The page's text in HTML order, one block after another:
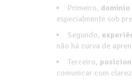
Primeiro, domínio
especialmente sob
Segundo,
não há curva de
Terceiro,
comunicar com